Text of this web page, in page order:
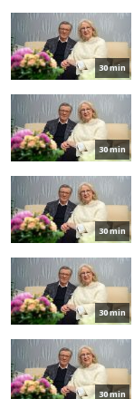
30 min
30 min
30 min
30 min
30 min